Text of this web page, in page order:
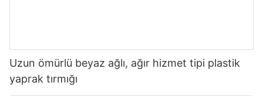
Uzun ömürlü beyaz ağlı, ağır hizmet tipi plastik
yaprak tırmığı